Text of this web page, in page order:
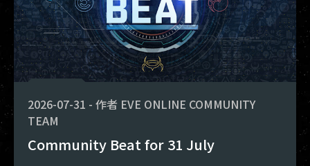
2026-07-31 - 作者 EVE ONLINE COMMUNITY
TEAM
Community Beat for 31 July